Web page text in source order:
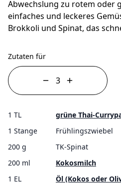
Abwechslung zu rotem oder
einfaches und leckeres
Brokkoli und Spinat, das
Zutaten für
1 TL
grüne Thai-
1 Stange
Frühlingszwiebel
200 g
TK-Spinat
200 ml
Kokosmilch
1 EL
Öl (Kokos oder